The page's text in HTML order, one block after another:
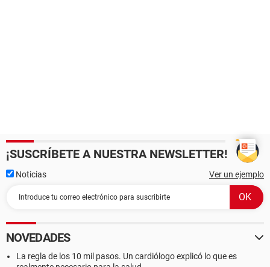
¡SUSCRÍBETE A NUESTRA NEWSLETTER!
Noticias Ver un ejemplo
NOVEDADES
La regla de los 10 mil pasos. Un cardiólogo explicó lo que es